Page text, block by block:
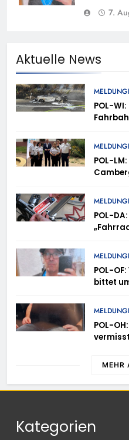
7.
Aktuelle News
POL-
POL-
POL-
POL-
bittet
POL-
MEHR
Kategorien